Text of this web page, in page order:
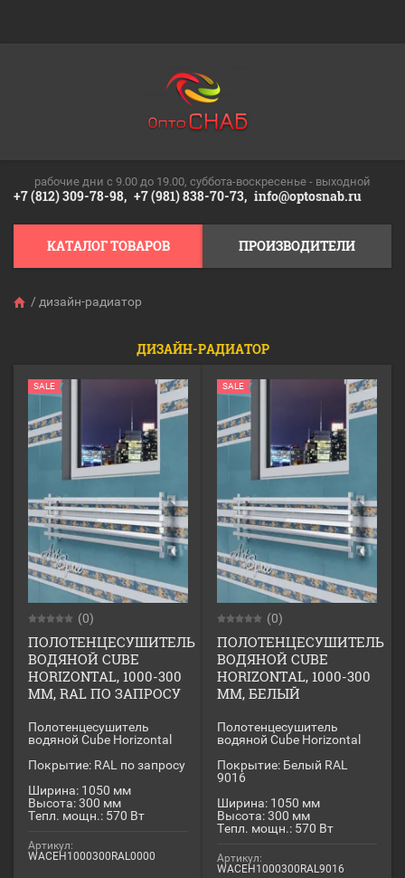
рабочие дни c 9.00 до 19.00, суббота-воскресенье - выходной
+7 (812) 309-78-98, +7 (981) 838-70-73, info@optosnab.ru
КАТАЛОГ ТОВАРОВ ПРОИЗВОДИТЕЛИ
/ дизайн-радиатор
ДИЗАЙН-РАДИАТОР
SALE
(0)
ПОЛОТЕНЦЕСУШИТЕЛЬ
ВОДЯНОЙ CUBE
HORIZONTAL, 1000-300
ММ, RAL ПО ЗАПРОСУ
Полотенцесушитель
водяной Cube Horizontal
Покрытие: RAL по запросу
Ширина: 1050 мм
Высота: 300 мм
Тепл. мощн.: 570 Вт
Артикул:
WACEH1000300RAL0000
SALE
(0)
ПОЛОТЕНЦЕСУШИТЕЛЬ
ВОДЯНОЙ CUBE
HORIZONTAL, 1000-300
ММ, БЕЛЫЙ
Полотенцесушитель
водяной Cube Horizontal
Покрытие: Белый RAL
9016
Ширина: 1050 мм
Высота: 300 мм
Тепл. мощн.: 570 Вт
Артикул:
WACEH1000300RAL9016